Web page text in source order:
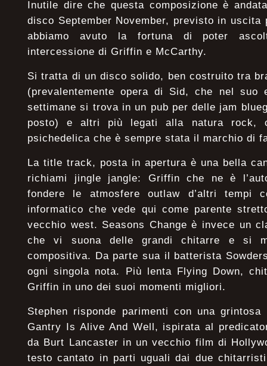
Inutile dire che questa composizione è
disco September November, previsto in
abbiamo avuto la fortuna di poter
intercessione di Griffin e McCarthy.
Si tratta di un disco solido, ben costruito tra
(prevalentemente opera di Sid, che nel suo
settimane si trova in un pub per delle jam
posto) e altri più legati alla natura rock,
psichedelica che è sempre stata il marchio di
La title track, posta in apertura è una bella
richiami jingle jangle: Griffin che ne è
fondere le atmosfere outlaw d’altri tempi
informatico che vede qui come parente
vecchio west. Seasons Change è invece un
che vi suona delle grandi chitarre e si
compositiva. Da parte sua il batterista
ogni singola nota. Più lenta Flying Down,
Griffin in uno dei suoi momenti migliori.
Stephen risponde parimenti con una
Gantry Is Alive And Well, ispirata al
da Burt Lancaster in un vecchio film di
testo cantato in parti uguali dai due